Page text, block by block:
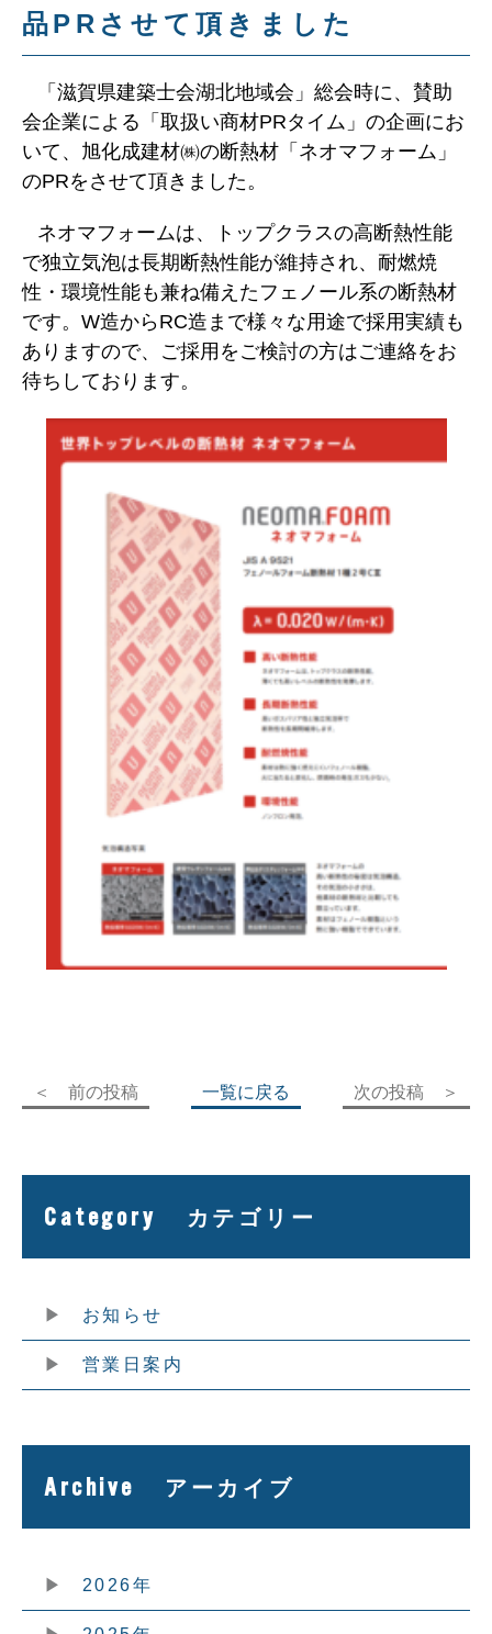
品PRさせて頂きました
「滋賀県建築士会湖北地域会」総会時に、賛助
会企業による「取扱い商材PRタイム」の企画にお
いて、旭化成建材㈱の断熱材「ネオマフォーム」
のPRをさせて頂きました。
ネオマフォームは、トップクラスの高断熱性能
で独立気泡は長期断熱性能が維持され、耐燃焼
性・環境性能も兼ね備えたフェノール系の断熱材
です。W造からRC造まで様々な用途で採用実績も
ありますので、ご採用をご検討の方はご連絡をお
待ちしております。
＜ 前の投稿 一覧に戻る 次の投稿 ＞
Category カテゴリー
お知らせ
営業日案内
Archive アーカイブ
2026年